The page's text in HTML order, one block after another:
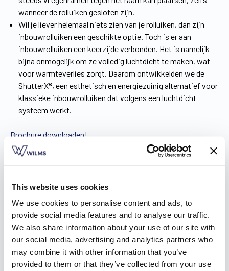
This website uses cookies
We use cookies to personalise content and ads, to
provide social media features and to analyse our traffic.
We also share information about your use of our site with
our social media, advertising and analytics partners who
may combine it with other information that you’ve
provided to them or that they’ve collected from your use
wanneer de rolluiken gesloten zijn.
Wil je liever helemaal niets zien van je rolluiken, dan zijn
inbouwrolluiken een geschikte optie. Toch is er aan
inbouwrolluiken een keerzijde verbonden. Het is namelijk
bijna onmogelijk om ze volledig luchtdicht te maken, wat
voor warmteverlies zorgt. Daarom ontwikkelden we de
ShutterX®, een esthetisch en energiezuinig alternatief voor
klassieke inbouwrolluiken dat volgens een luchtdicht
systeem werkt.
Brochure downloaden!